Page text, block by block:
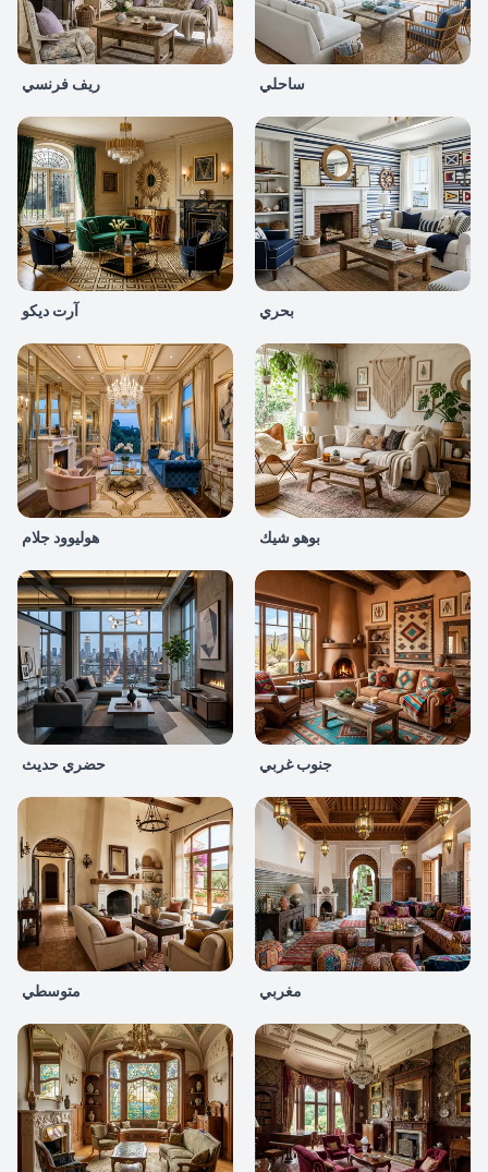
ريف فرنسي ساحلي
آرت ديكو بحري
هوليوود جلام بوهو شيك
حضري حديث جنوب غربي
متوسطي مغربي